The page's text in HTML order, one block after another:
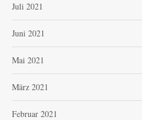
Juli 2021
Juni 2021
Mai 2021
März 2021
Februar 2021